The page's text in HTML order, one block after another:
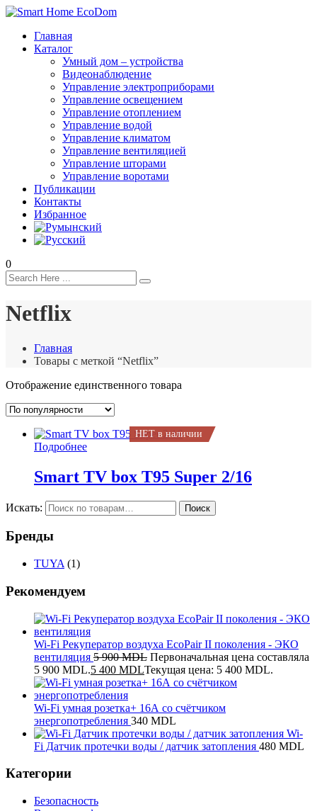
Главная
Каталог
Умный дом – устройства
Видеонаблюдение
Управление электроприборами
Управление освещением
Управление отоплением
Управление водой
Управление климатом
Управление вентиляцией
Управление шторами
Управление воротами
Публикации
Контакты
Избранное
0
Netflix
Главная
Товары с меткой “Netflix”
Отображение единственного товара
НЕТ в наличии
Подробнее
Smart TV box T95 Super 2/16
Искать: Поиск
Бренды
TUYA (1)
Рекомендуем
Wi-Fi Рекуператор воздуха EcoPair II поколения - ЭКО
вентиляция 5 900MDL Первоначальная цена составляла
5 900 MDL.5 400 MDLТекущая цена: 5 400 MDL.
Wi-Fi умная розетка+ 16А со счётчиком
энергопотребления 340 MDL
Wi-
Fi Датчик протечки воды / датчик затопления 480 MDL
Категории
Безопасность